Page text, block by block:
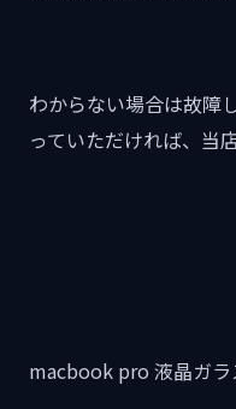
わからない場合は故障
っていただければ、当
macbook pro 液晶ガラ